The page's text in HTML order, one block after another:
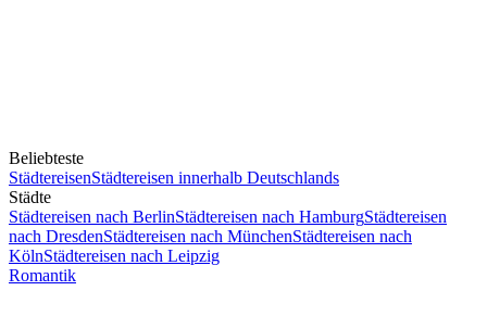
Beliebteste
StädtereisenStädtereisen innerhalb Deutschlands
Städte
Städtereisen nach BerlinStädtereisen nach HamburgStädtereisen
nach DresdenStädtereisen nach MünchenStädtereisen nach
KölnStädtereisen nach Leipzig
Romantik